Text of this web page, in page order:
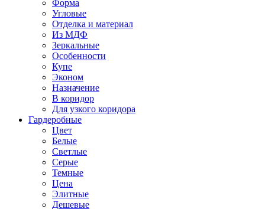
Форма
Угловые
Отделка и материал
Из МДФ
Зеркальные
Особенности
Купе
Эконом
Назначение
В коридор
Для узкого коридора
Гардеробные
Цвет
Белые
Светлые
Серые
Темные
Цена
Элитные
Дешевые